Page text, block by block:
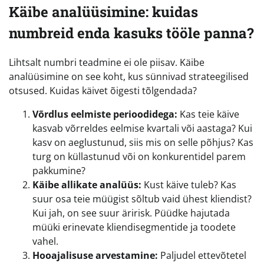
Käibe analüüsimine: kuidas
numbreid enda kasuks tööle panna?
Lihtsalt numbri teadmine ei ole piisav. Käibe
analüüsimine on see koht, kus sünnivad strateegilised
otsused. Kuidas käivet õigesti tõlgendada?
Võrdlus eelmiste perioodidega: Kas teie käive
kasvab võrreldes eelmise kvartali või aastaga? Kui
kasv on aeglustunud, siis mis on selle põhjus? Kas
turg on küllastunud või on konkurentidel parem
pakkumine?
Käibe allikate analüüs: Kust käive tuleb? Kas
suur osa teie müügist sõltub vaid ühest kliendist?
Kui jah, on see suur äririsk. Püüdke hajutada
müüki erinevate kliendisegmentide ja toodete
vahel.
Hooajalisuse arvestamine: Paljudel ettevõtetel